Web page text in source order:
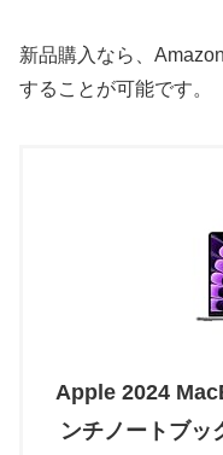
新品購入なら、
することが可能です。
Apple 2024
ンチノートブ